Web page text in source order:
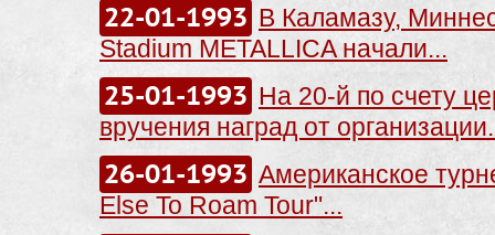
22-01-1993 В Каламазу,
Stadium METALLICA начали...
25-01-1993 На 20-й по счету
вручения наград от
26-01-1993 Американское
Else To Roam Tour"...